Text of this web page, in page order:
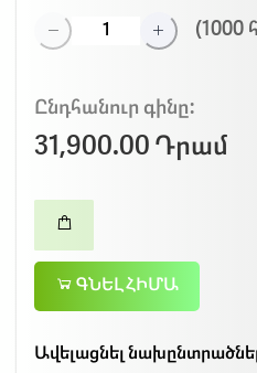
(1000
Ընդհանուր գինը:
31,900.00 Դրամ
ԳՆԵԼ ՀԻՄԱ
Ավելացնել